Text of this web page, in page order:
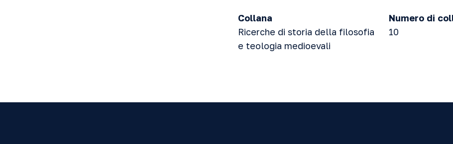
Collana
Ricerche di storia della filosofia
e teologia medioevali
Numero di
10